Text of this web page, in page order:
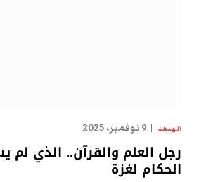
الهدهد 9 نوفمبر، 2025
رجل العلم والقرآن.. الذي لم
الحكام لغزة